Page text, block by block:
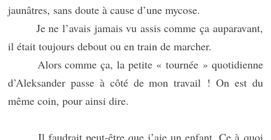
jaunâtres, sans doute à cause d’une mycose.
Je ne l’avais jamais vu assis comme ça auparavant,
il était toujours debout ou en train de marcher.
Alors comme ça, la petite « tournée » quotidienne
d’Aleksander passe à côté de mon travail ! On est du
même coin, pour ainsi dire.
Il faudrait peut-être que j’aie un enfant. Ce à quoi